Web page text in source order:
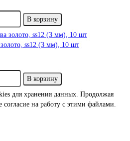
В корзину
ss12 (3 мм), 10 шт
В корзину
для хранения данных. Продолжая
согласие на работу с этими файлами.